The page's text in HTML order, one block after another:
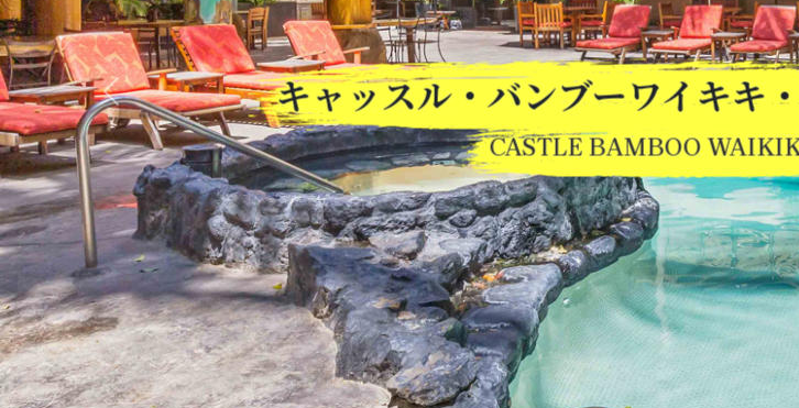
Previous キャッスル・バンブーワイキキ
CASTLE BAMBOO